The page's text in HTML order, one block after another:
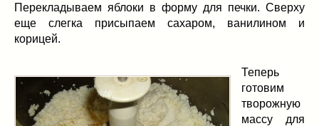
Перекладываем яблоки в форму для печки. Сверху
еще слегка присыпаем сахаром, ванилином и
корицей.
Теперь
готовим
творожную
массу для